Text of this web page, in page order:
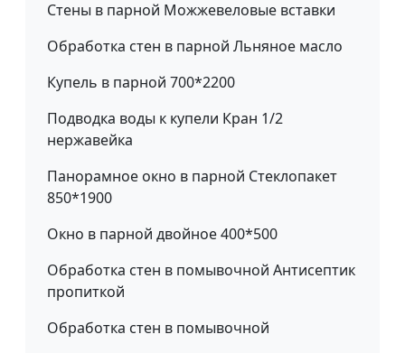
Стены в парной Можжевеловые вставки
Обработка стен в парной Льняное масло
Купель в парной 700*2200
Подводка воды к купели Кран 1/2
нержавейка
Панорамное окно в парной Стеклопакет
850*1900
Окно в парной двойное 400*500
Обработка стен в помывочной Антисептик
пропиткой
Обработка стен в помывочной